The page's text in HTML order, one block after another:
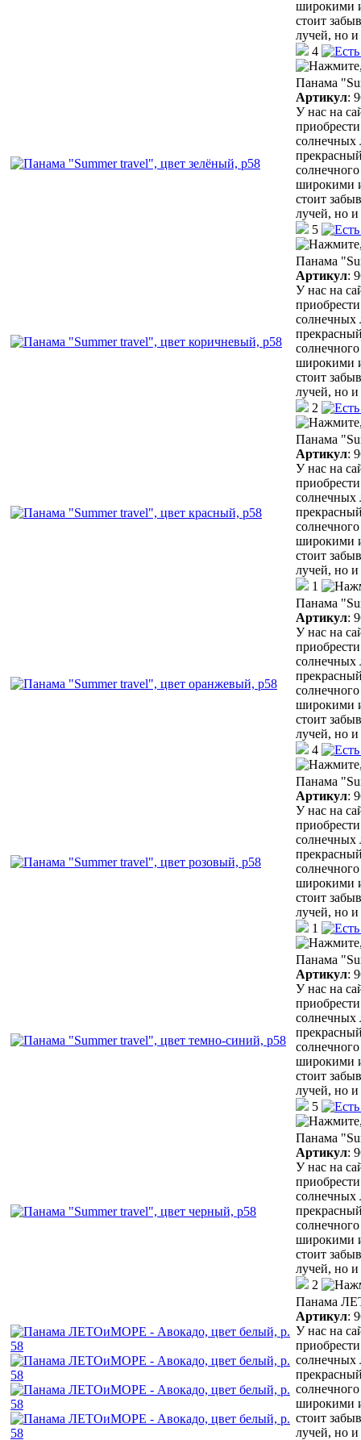
широкими
стоит
лучей, но
4
Панама
Артикул:
У нас на
солнечных
широкими
стоит
лучей, но
5
Панама
Артикул:
У нас на
солнечных
широкими
стоит
лучей, но
2
Панама
Артикул:
У нас на
солнечных
широкими
стоит
лучей, но
1
Панама
Артикул:
У нас на
солнечных
широкими
стоит
лучей, но
4
Панама
Артикул:
У нас на
солнечных
широкими
стоит
лучей, но
1
Панама
Артикул:
У нас на
солнечных
широкими
стоит
лучей, но
5
Панама
Артикул:
У нас на
солнечных
широкими
стоит
лучей, но
2
Панама
Артикул:
У нас на
солнечных
широкими
стоит
лучей, но